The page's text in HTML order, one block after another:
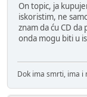
On topic, ja
iskoristim, ne
znam da ću CD
onda mogu biti u
Dok ima smrti, ima i